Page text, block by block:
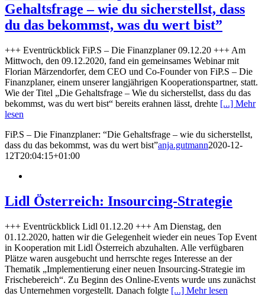
Gehaltsfrage – wie du sicherstellst, dass
du das bekommst, was du wert bist”
+++ Eventrückblick FiP.S – Die Finanzplaner 09.12.20 +++ Am
Mittwoch, den 09.12.2020, fand ein gemeinsames Webinar mit
Florian Märzendorfer, dem CEO und Co-Founder von FiP.S – Die
Finanzplaner, einem unserer langjährigen Kooperationspartner, statt.
Wie der Titel „Die Gehaltsfrage – Wie du sicherstellst, dass du das
bekommst, was du wert bist“ bereits erahnen lässt, drehte [...] Mehr
lesen
FiP.S – Die Finanzplaner: “Die Gehaltsfrage – wie du sicherstellst,
dass du das bekommst, was du wert bist”anja.gutmann2020-12-
12T20:04:15+01:00
Lidl Österreich: Insourcing-Strategie
+++ Eventrückblick Lidl 01.12.20 +++ Am Dienstag, den
01.12.2020, hatten wir die Gelegenheit wieder ein neues Top Event
in Kooperation mit Lidl Österreich abzuhalten. Alle verfügbaren
Plätze waren ausgebucht und herrschte reges Interesse an der
Thematik „Implementierung einer neuen Insourcing-Strategie im
Frischebereich“. Zu Beginn des Online-Events wurde uns zunächst
das Unternehmen vorgestellt. Danach folgte [...] Mehr lesen